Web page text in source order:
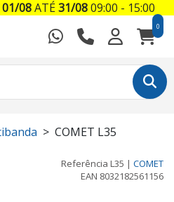
0
COMET L35
Referência L35 | COMET
EAN 8032182561156
01/08ATÉ31/0809:00 - 15:00